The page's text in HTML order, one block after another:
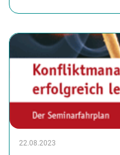
22.08.2023